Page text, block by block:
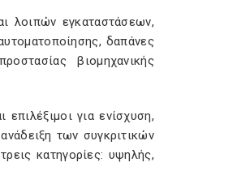
λοιπών εγκαταστάσεων,
δαπάνες
βιομηχανικής
για ενίσχυση,
των συγκριτικών
κατηγορίες: υψηλής,